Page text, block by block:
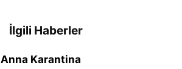
İlgili Haberler
Anna Karantina